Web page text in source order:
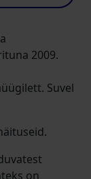
2009.
Suvel
on